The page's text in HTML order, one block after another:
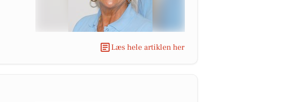
Læs hele artiklen her